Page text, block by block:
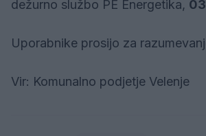
dežurno službo PE Energetika,
Uporabnike prosijo za
Vir: Komunalno podjetje Velenje